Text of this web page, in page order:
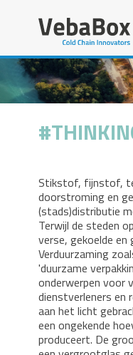
Stikstof, fijnstof,
doorstroming en
(stads)distributie
Terwijl de steden
verse, gekoelde en
Verduurzaming
'duurzame
onderwerpen voor
dienstverleners en
aan het licht
een ongekende
produceert. De